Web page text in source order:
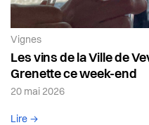
Article de la catégorie:
Vignes
Les vins de la Ville de
Grenette ce week-end
20 mai 2026
Lire →